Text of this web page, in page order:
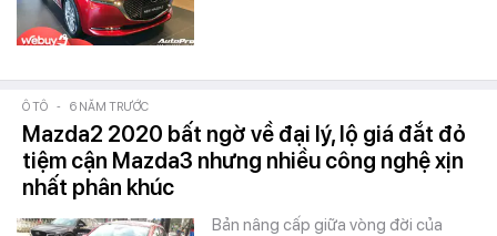
Ô TÔ - 6 NĂM TRƯỚC
Mazda2 2020 bất ngờ về đại lý, lộ giá đắt đỏ
tiệm cận Mazda3 nhưng nhiều công nghệ xịn
nhất phân khúc
Bản nâng cấp giữa vòng đời của